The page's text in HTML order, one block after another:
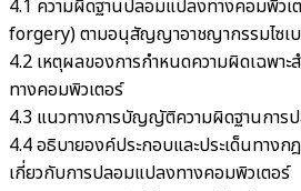
4.1 ความผิดฐานปลอมแปลงทางคอมพิว
forgery) ตามอนุสัญญาอาชญากรรมไซเ
4.2 เหตุผลของการกำหนดความผิดเฉพา
ทางคอมพิวเตอร์
4.3 แนวทางการบัญญัติความผิดฐานการ
4.4 อธิบายองค์ประกอบและประเด็นทาง
เกี่ยวกับการปลอมแปลงทางคอมพิวเตอร์